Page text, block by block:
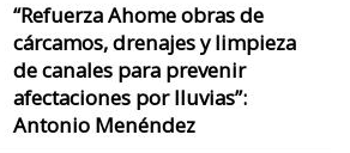
“Refuerza Ahome obras de
cárcamos, drenajes y limpieza
de canales para prevenir
afectaciones por lluvias”:
Antonio Menéndez